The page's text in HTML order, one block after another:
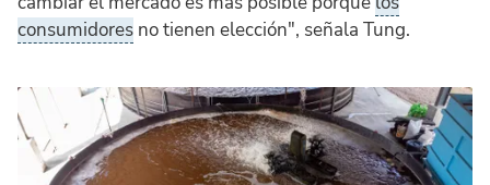
consumidores no tienen elección", señala Tung.